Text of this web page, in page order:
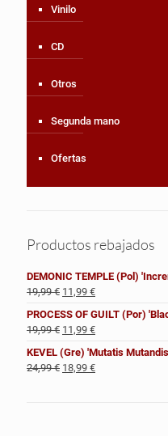
Vinilo
CD
Otros
Segunda mano
Ofertas
Productos rebajados
DEMONIC TEMPLE (Pol)
19,99€ El
original
era:
19,99 €.
11,99 €El
actual
es:
11,99 €.
PROCESS OF GUILT (Por)
19,99€ El
original
era:
11,99 €El
actual
es:
KEVEL (Gre) 'Mutatis
24,99€ El
18,99 €El